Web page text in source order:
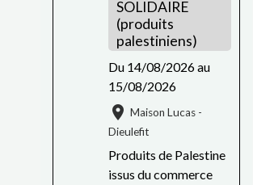
SOLIDAIRE
(produits
palestiniens)
Du 14/08/2026au
15/08/2026
Maison Lucas -
Dieulefit
Produits de Palestine
issus du commerce